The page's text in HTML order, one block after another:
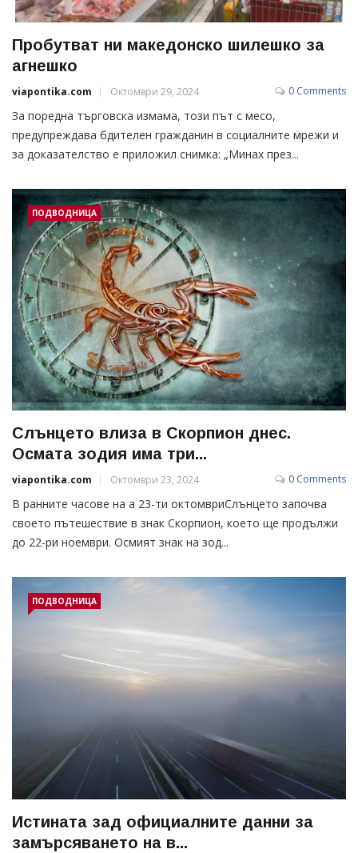
Пробутват ни македонско шилешко за
агнешко
viapontika.com Октомври 29, 2024 0 Comments
За поредна търговска измама, този път с месо,
предупреждава бдителен гражданин в социалните мрежи и
за доказателство е приложил снимка: „Минах през...
ПОДВОДНИЦА
Слънцето влиза в Скорпион днес.
Осмата зодия има три...
viapontika.com Октомври 23, 2024 0 Comments
В ранните часове на а 23-ти октомвриСлънцето започва
своето пътешествие в знак Скорпион, което ще продължи
до 22-ри ноември. Осмият знак на зод...
ПОДВОДНИЦА
Истината зад официалните данни за
замърсяването на в...